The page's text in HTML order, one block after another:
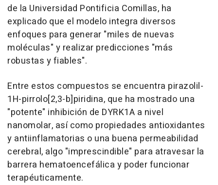
de la Universidad Pontificia Comillas, ha
explicado que el modelo integra diversos
enfoques para generar "miles de nuevas
moléculas" y realizar predicciones "más
robustas y fiables".
Entre estos compuestos se encuentra pirazolil-
1H-pirrolo[2,3-b]piridina, que ha mostrado una
"potente" inhibición de DYRK1A a nivel
nanomolar, así como propiedades antioxidantes
y antiinflamatorias o una buena permeabilidad
cerebral, algo "imprescindible" para atravesar la
barrera hematoencefálica y poder funcionar
terapéuticamente.